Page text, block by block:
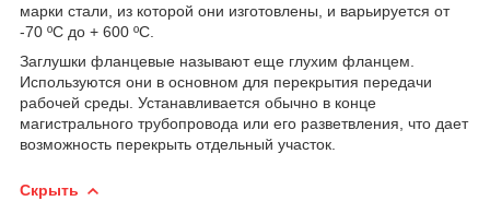
марки стали, из которой они изготовлены, и варьируется от
-70 ºС до + 600 ºС.
Заглушки фланцевые называют еще глухим фланцем.
Используются они в основном для перекрытия передачи
рабочей среды. Устанавливается обычно в конце
магистрального трубопровода или его разветвления, что дает
возможность перекрыть отдельный участок.
Скрыть